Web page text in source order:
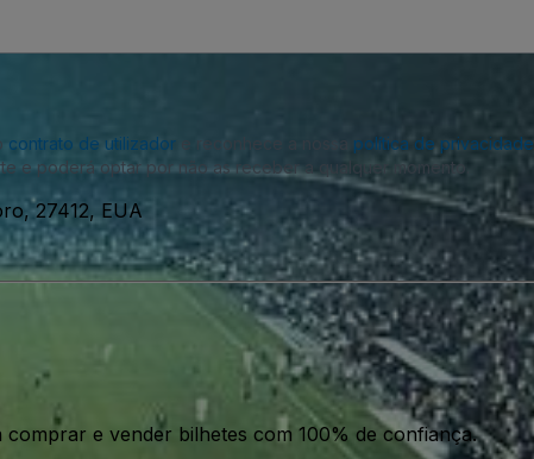
contrato de utilizador política de privacidade
e poderá optar por não as receber a qualquer momento.
27412, EUA
e vender bilhetes com 100% de confiança.